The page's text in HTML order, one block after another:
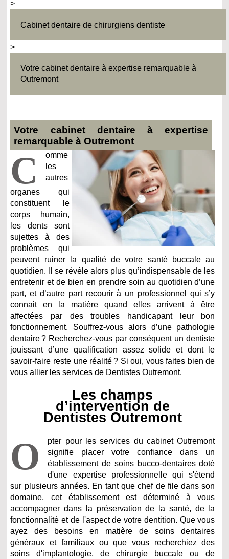
>
Cabinet dentaire de chirurgiens dentiste
>
Votre cabinet dentaire à expertise remarquable à
Outremont
Votre cabinet dentaire à expertise
remarquable à Outremont
C
omme
les
autres
organes qui
constituent le
corps humain,
les dents sont
sujettes à des
problèmes qui
peuvent ruiner la qualité de votre santé buccale au
quotidien. Il se révèle alors plus qu’indispensable de les
entretenir et de bien en prendre soin au quotidien d’une
part, et d’autre part recourir à un professionnel qui s’y
connait en la matière quand elles arrivent à être
affectées par des troubles handicapant leur bon
fonctionnement. Souffrez-vous alors d’une pathologie
dentaire ? Recherchez-vous par conséquent un dentiste
jouissant d’une qualification assez solide et dont le
savoir-faire reste une réalité ? Si oui, vous faites bien de
vous allier les services de Dentistes Outremont.
Les champs
d’intervention de
Dentistes Outremont
O
pter pour les services du cabinet Outremont
signifie placer votre confiance dans un
établissement de soins bucco-dentaires doté
d'une expertise professionnelle qui s'étend
sur plusieurs années. En tant que chef de file dans son
domaine, cet établissement est déterminé à vous
accompagner dans la préservation de la santé, de la
fonctionnalité et de l'aspect de votre dentition. Que vous
ayez des besoins en matière de soins dentaires
généraux et familiaux ou que vous recherchiez des
soins d'implantologie, de chirurgie buccale ou de